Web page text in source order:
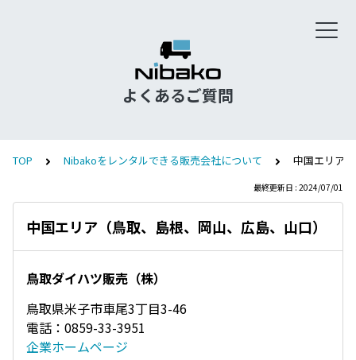
よくあるご質問
TOP Nibakoをレンタルできる販売会社について 中国エリア
最終更新日 : 2024/07/01
中国エリア（鳥取、島根、岡山、広島、山口）
鳥取ダイハツ販売（株）
鳥取県米子市車尾3丁目3-46
電話：0859-33-3951
企業ホームページ